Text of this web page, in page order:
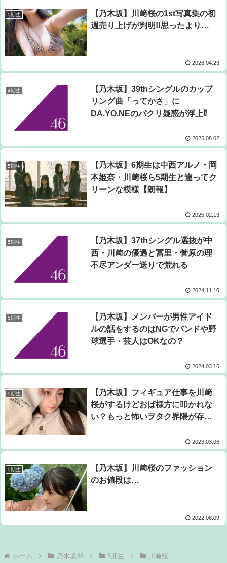
5期生
【乃木坂】川﨑桜の1st写真集の初
週売り上げが判明‼思ったより…
2026.04.23
4期生
【乃木坂】39thシングルのカップ
リング曲「ってかさ」に
DA.YO.NEのパクリ疑惑が浮上⁉
2025.08.02
5期生
【乃木坂】6期生は中西アルノ・岡
本姫奈・川﨑桜ら5期生と違ってク
リーンな模様【朗報】
2025.02.13
5期生
【乃木坂】37thシングル選抜が中
西・川﨑の優遇と冨里・菅原の理
不尽アンダー送りで荒れる
2024.11.10
5期生
【乃木坂】メンバーが男性アイド
ルの話をするのはNGでバンドや野
球選手・芸人はOKなの？
2024.03.16
5期生
【乃木坂】フィギュア仕事を川﨑
桜がするけどおば様方に叩かれな
い？もっと怖いヲタク界隈が存在
2023.03.06
5期生
【乃木坂】川﨑桜のファッション
のお値段は…
2022.06.09
ホーム 乃木坂46 5期生 川﨑桜